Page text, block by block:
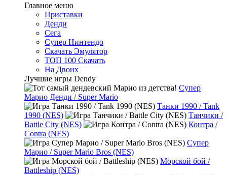
Главное меню
Приставки
Денди
Сега
Супер Нинтендо
Скачать Эмулятор
ТОП 100 Скачать
На Двоих
Лучшие игры Dendy
Супер
Марио Денди / Super Mario
Танки 1990 / Tank
1990 (NES)
Танчики /
Battle City (NES)
Контра /
Contra (NES)
Супер
Марио / Super Mario Bros (NES)
Морской бой /
Battleship (NES)